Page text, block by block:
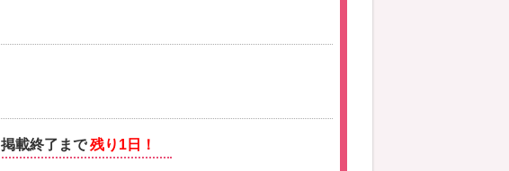
掲載終了まで残り1日！